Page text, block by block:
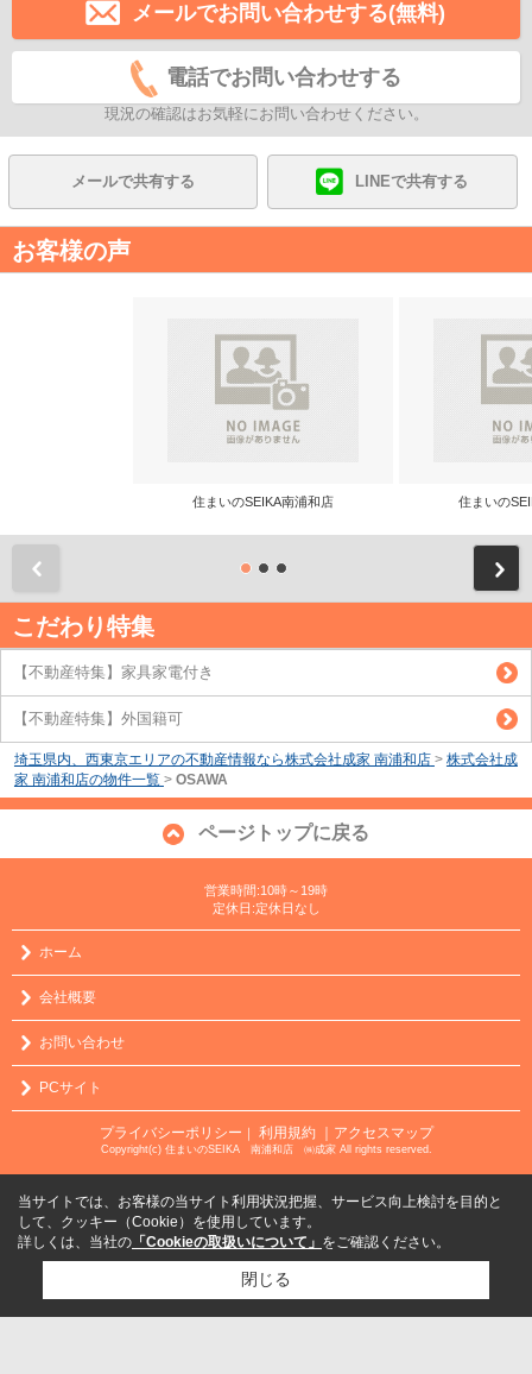
メールでお問い合わせする(無料)
電話でお問い合わせする
現況の確認はお気軽にお問い合わせください。
メールで共有する LINEで共有する
お客様の声
住まいのSEIKA南浦和店 住まいの
こだわり特集
【不動産特集】家具家電付き
【不動産特集】外国籍可
埼玉県内、西東京エリアの不動産情報なら株式会社成家 南浦和店 > 株式会社成
家 南浦和店の物件一覧 > OSAWA
ページトップに戻る
営業時間:10時～19時
定休日:定休日なし
ホーム
会社概要
お問い合わせ
PCサイト
プライバシーポリシー 利用規約 ｜アクセスマップ
Copyright(c) 住まいのSEIKA 南浦和店 ㈱成家 All rights reserved.
当サイトでは、お客様の当サイト利用状況把握、サービス向上検討を目的と
して、クッキー（Cookie）を使用しています。
詳しくは、当社の 「Cookieの取扱いについて」 をご確認ください。
閉じる